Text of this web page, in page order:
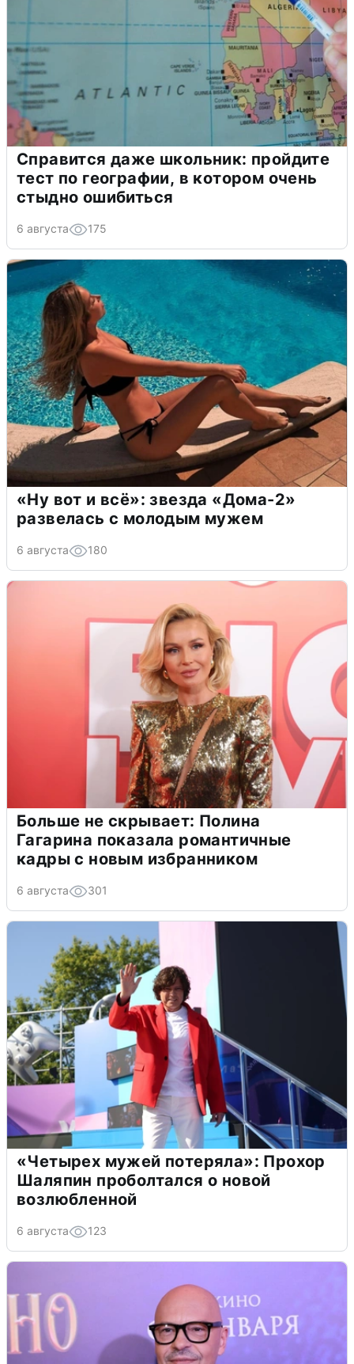
Справится даже школьник: пройдите
тест по географии, в котором очень
стыдно ошибиться
6 августа 175
«Ну вот и всё»: звезда «Дома-2»
развелась с молодым мужем
6 августа 180
Больше не скрывает: Полина
Гагарина показала романтичные
кадры с новым избранником
6 августа 301
«Четырех мужей потеряла»: Прохор
Шаляпин проболтался о новой
возлюбленной
6 августа 123